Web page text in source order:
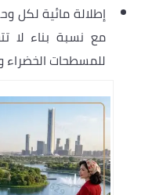
إطلالة مائية لكل
مع نسبة بناء لا
للمسطحات الخضراء